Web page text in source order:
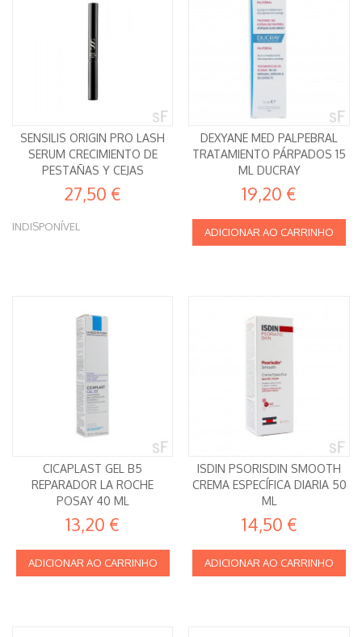
SENSILIS ORIGIN PRO LASH
SERUM CRECIMIENTO DE
PESTAÑAS Y CEJAS
27,50 €
INDISPONÍVEL
DEXYANE MED PALPEBRAL
TRATAMIENTO PÁRPADOS 15
ML DUCRAY
19,20 €
ADICIONAR AO CARRINHO
CICAPLAST GEL B5
REPARADOR LA ROCHE
POSAY 40 ML
13,20 €
ADICIONAR AO CARRINHO
ISDIN PSORISDIN SMOOTH
CREMA ESPECÍFICA DIARIA 50
ML
14,50 €
ADICIONAR AO CARRINHO